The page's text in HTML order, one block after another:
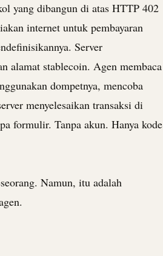
yang dibangun di atas HTTP 402
internet untuk pembayaran
Server
alamat stablecoin. Agen membaca
dompetnya, mencoba
menyelesaikan transaksi di
formulir. Tanpa akun. Hanya kode
Namun, itu adalah